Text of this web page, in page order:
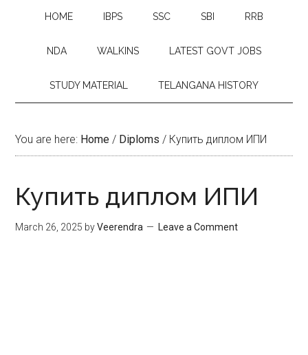
HOME IBPS SSC SBI RRB
NDA WALKINS LATEST GOVT JOBS
STUDY MATERIAL TELANGANA HISTORY
You are here: Home / Diploms / Купить диплом ИПИ
Купить диплом ИПИ
March 26, 2025 byVeerendra Leave a Comment